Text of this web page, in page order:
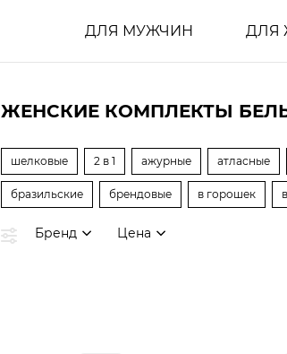
ДЛЯ МУЖЧИН ДЛЯ
ЖЕНСКИЕ КОМПЛЕКТЫ
шелковые 2 в 1 ажурные атласные
бразильские брендовые в горошек
Бренд Цена